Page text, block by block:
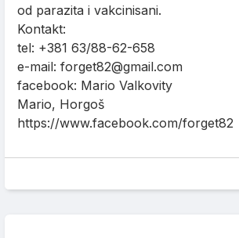
od parazita i vakcinisani.
Kontakt:
tel: +381 63/88-62-658
e-mail: forget82@gmail.com
facebook: Mario Valkovity
Mario, Horgoš
https://www.facebook.com/forget82